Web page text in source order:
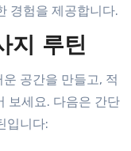
경험을 제공합니다.
지 루틴
공간을 만들고, 적
보세요. 다음은 간단
입니다: